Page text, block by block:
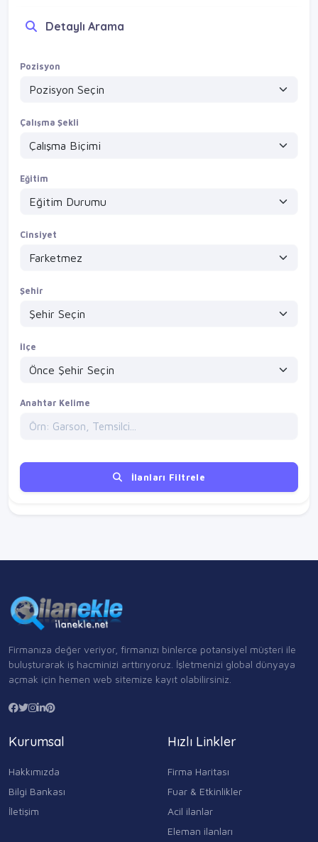
Detaylı Arama
Pozisyon
Çalışma Şekli
Eğitim
Cinsiyet
Şehir
İlçe
Anahtar Kelime
İlanları Filtrele
Firmanıza değer veriyor, firmanızı binlerce potansiyel müşteri ile
buluşturarak iş hacminizi arttırıyoruz. İşletmenizi global dünyaya
açmak için hemen web sitemize kayıt olabilirsiniz.
Kurumsal
Hakkımızda
Bilgi Bankası
İletişim
Hızlı Linkler
Firma Haritası
Fuar & Etkinlikler
Acil ilanlar
Eleman ilanları